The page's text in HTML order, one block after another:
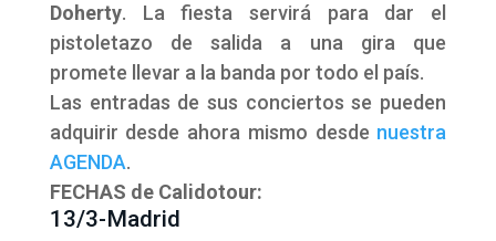
Doherty. La fiesta servirá para dar el
pistoletazo de salida a una gira que
promete llevar a la banda por todo el país.
Las entradas de sus conciertos se pueden
adquirir desde ahora mismo desde nuestra
AGENDA.
FECHAS de Calidotour:
13/3-Madrid